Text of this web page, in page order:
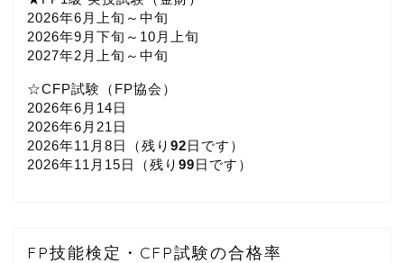
2026年6月上旬～中旬
2026年9月下旬～10月上旬
2027年2月上旬～中旬
☆CFP試験（FP協会）
2026年6月14日
2026年6月21日
2026年11月8日（残り 92日です）
2026年11月15日（残り 99日です）
FP技能検定・CFP試験の合格率